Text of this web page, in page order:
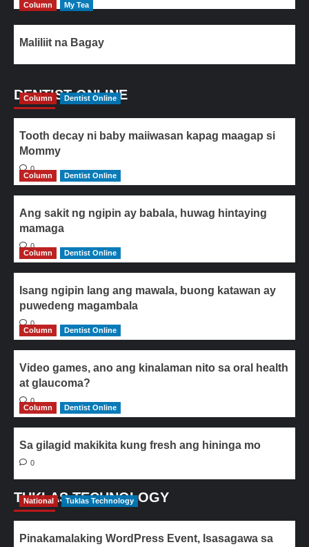
Column My Tea
Maliliit na Bagay
DENTIST ONLINE
Column Dentist Online
Tooth decay ni baby maiiwasan kapag maagap si
Mommy
0
Column
Dentist Online
Ang sakit ng ngipin ay babala, huwag hintaying
mamaga
0
Column
Dentist Online
Isang ngipin lang ang mawala, buong katawan ay
puwedeng magambala
0
Column
Dentist Online
Video games, ano ang kinalaman nito sa oral health
at glaucoma?
0
Column
Dentist Online
Sa gilagid makikita kung fresh ang hininga mo
0
TUKLAS TECHNOLOGY
National Tuklas Technology
Pinakamalaking WordPress Event, Isasagawa sa